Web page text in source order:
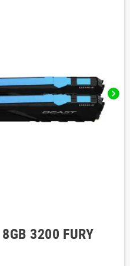
chevron_right
3200 FURY